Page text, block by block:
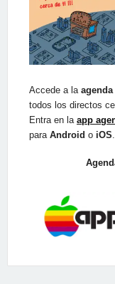
Accede a la
todos los directos
Entra en la app
para Android o iOS.